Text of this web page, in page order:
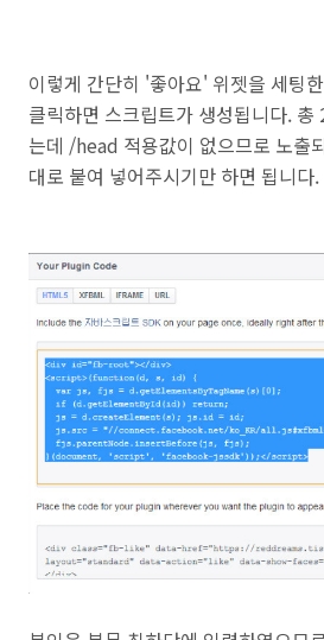
이렇게 간단히 '좋아요' 위젯을 세팅
클릭하면 스크립트가 생성됩니다. 총
는데 /head 적용값이 없으므로 노출
대로 붙여 넣어주시기만 하면 됩니다.